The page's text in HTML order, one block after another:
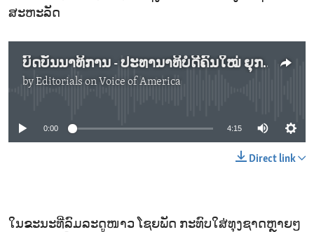
ສະຫະລັດ
ບົດບັນນາທິການ - ປະທານາທິບໍດີຄົນໃໝ່ ຍຸກສະໄໝການປົກຄອງໃໝ່
byEditorials on Voice of America
0:00 4:15
Direct link
ໃນຂະນະທີ່ລົມລະດູໜາວ ໂຊຍພັດ ກະທົບໃສ່ທຸງຊາດຫຼາຍໆ